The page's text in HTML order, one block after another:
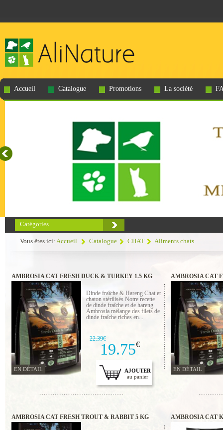
Accueil Catalogue Promotions La société
Catégories
Vous êtes ici: Accueil Catalogue CHAT Aliments chats
AMBROSIA CAT FRESH DUCK & TURKEY 1.5 KG
Dinde fraîche & Hareng Chat et
chaton stérilisés Notre recette
de dinde fraîche et de hareng
Ambrosia mélange des filets de
dinde fraîche riches en...
22.39€
19.75€
AJOUTER
au panier
EN DÉTAIL
AMBROSIA CAT
EN DÉTAIL
AMBROSIA CAT FRESH TROUT & RABBIT 5 KG
AMBROSIA CAT